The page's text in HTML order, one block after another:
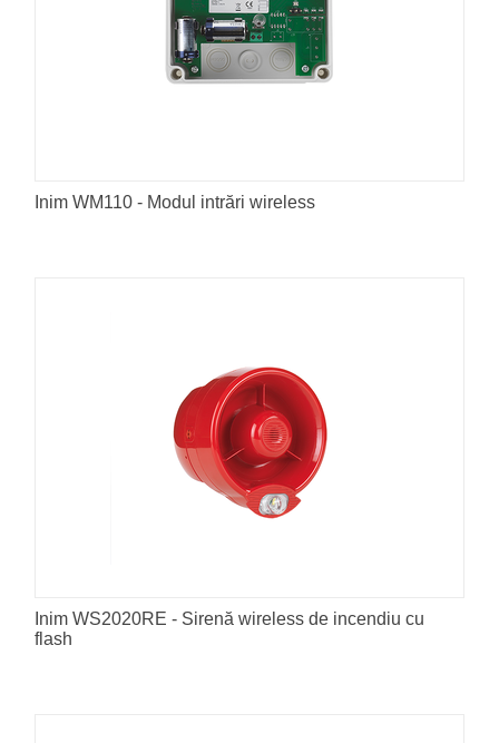
Inim WM110 - Modul intrări wireless
Inim WS2020RE - Sirenă wireless de incendiu cu
flash